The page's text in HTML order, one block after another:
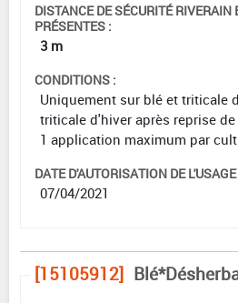
DISTANCE DE SÉCURITÉ RIVERAIN
PRÉSENTES :
3 m
CONDITIONS :
Uniquement sur blé et triticale
triticale d'hiver après reprise de
1 application maximum par
DATE D'AUTORISATION DE
07/04/2021
[15105912]